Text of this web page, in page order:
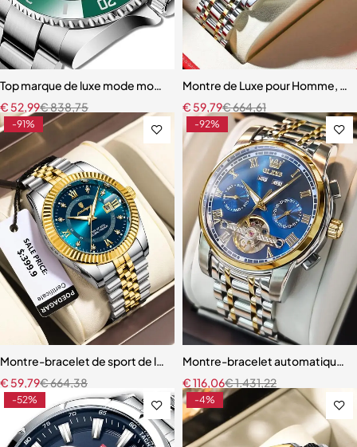
Top marque de luxe mode montre de plongée hommes
€838,75
€ 52,99
Montre de Luxe pour Homme,
€664,61
€ 59,79
-91%
Montre-bracelet de sport de luxe pour homme, Reloj + boîte
€664,38
€ 59,79
-92%
Montre-bracelet automatique
€1.431,22
€116,06
-52% -4%